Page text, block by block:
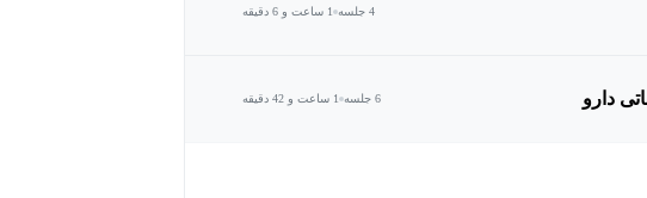
4 جلسه 1 ساعت و 6 دقیقه
6 جلسه 1 ساعت و 42 دقیقه